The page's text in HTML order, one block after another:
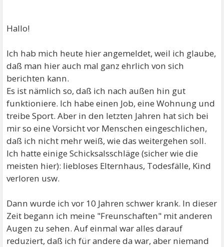
Hallo!
Ich hab mich heute hier angemeldet, weil ich glaube,
daß man hier auch mal ganz ehrlich von sich
berichten kann.
Es ist nämlich so, daß ich nach außen hin gut
funktioniere. Ich habe einen Job, eine Wohnung und
treibe Sport. Aber in den letzten Jahren hat sich bei
mir so eine Vorsicht vor Menschen eingeschlichen,
daß ich nicht mehr weiß, wie das weitergehen soll.
Ich hatte einige Schicksalsschläge (sicher wie die
meisten hier): liebloses Elternhaus, Todesfälle, Kind
verloren usw.
Dann wurde ich vor 10 Jahren schwer krank. In dieser
Zeit begann ich meine "Freunschaften" mit anderen
Augen zu sehen. Auf einmal war alles darauf
reduziert, daß ich für andere da war, aber niemand